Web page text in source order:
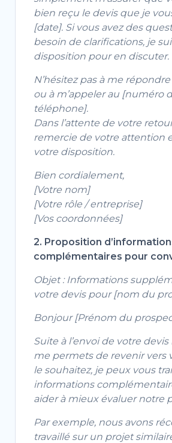
bien reçu le devis que je
[date]. Si vous avez des
besoin de clarifications, je
disposition pour en discuter.
N’hésitez pas à me
ou à m’appeler au [numéro
téléphone].
Dans l’attente de votre
remercie de votre attention
votre disposition.
Bien cordialement,
[Votre nom]
[Votre rôle / entreprise]
[Vos coordonnées]
2. Proposition
complémentaires pour
Objet : Informations
votre devis pour [nom du
Bonjour [Prénom du
Suite à l’envoi de votre devis
me permets de revenir vers
le souhaitez, je peux vous
informations
aider à mieux évaluer notre
Par exemple, nous avons
travaillé sur un projet